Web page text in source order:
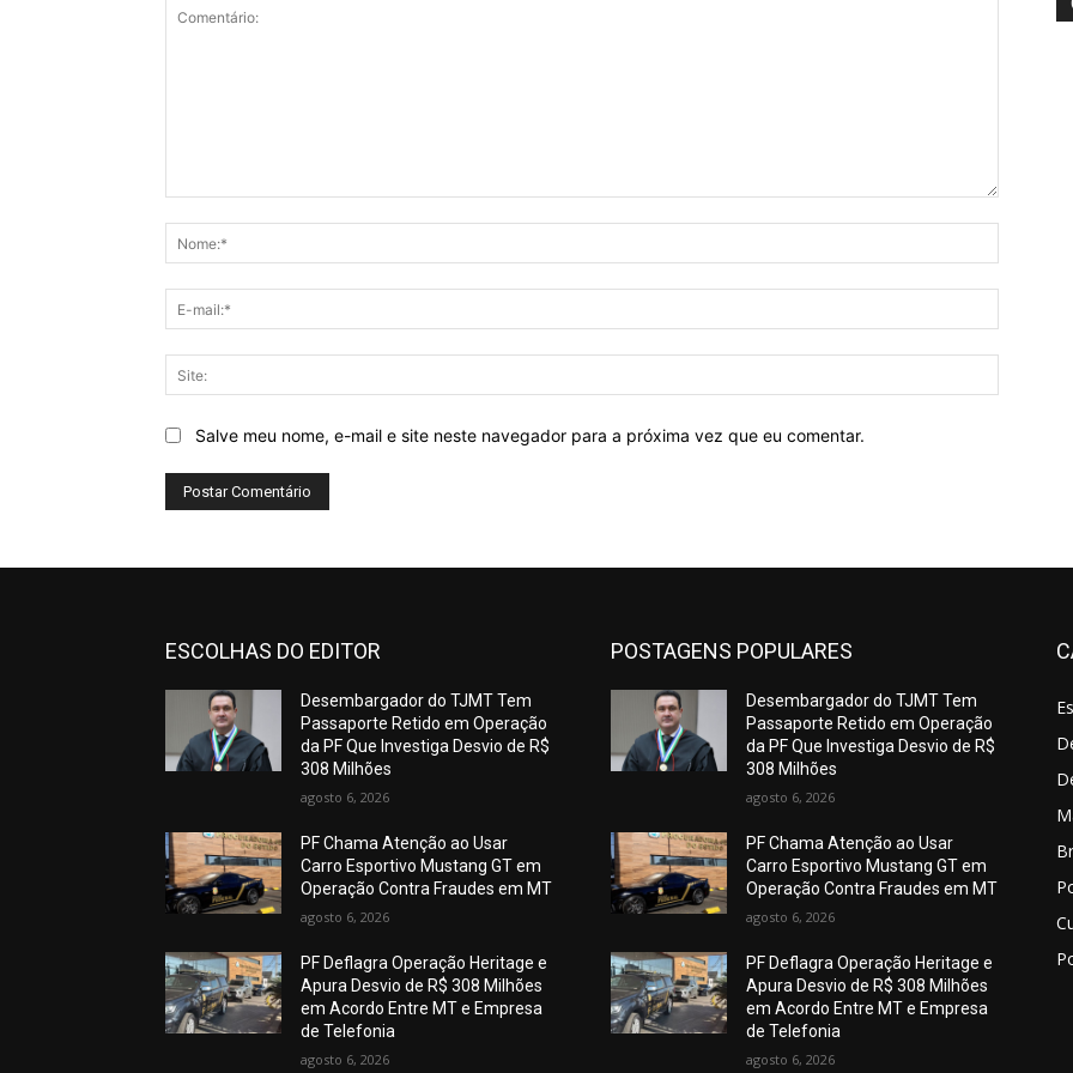
mail:*
Salve meu nome, e-mail e site neste navegador para a próxima vez que eu comentar.
ESCOLHAS DO EDITOR
Desembargador do TJMT Tem
Passaporte Retido em Operação
da PF Que Investiga Desvio de R$
308 Milhões
agosto 6, 2026
PF Chama Atenção ao Usar
Carro Esportivo Mustang GT em
Operação Contra Fraudes em MT
agosto 6, 2026
PF Deflagra Operação Heritage e
Apura Desvio de R$ 308 Milhões
em Acordo Entre MT e Empresa
de Telefonia
agosto 6, 2026
POSTAGENS POPULARES
Desembargador do TJMT Tem
Passaporte Retido em Operação
da PF Que Investiga Desvio de R$
308 Milhões
agosto 6, 2026
PF Chama Atenção ao Usar
Carro Esportivo Mustang GT em
Operação Contra Fraudes em MT
agosto 6, 2026
PF Deflagra Operação Heritage e
Apura Desvio de R$ 308 Milhões
em Acordo Entre MT e Empresa
de Telefonia
agosto 6, 2026